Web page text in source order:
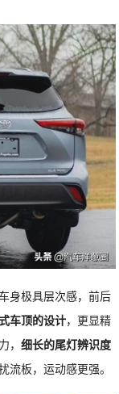
身极具层次感，前后
车顶的设计，更显精
，细长的尾灯辨识度
流板，运动感更强。